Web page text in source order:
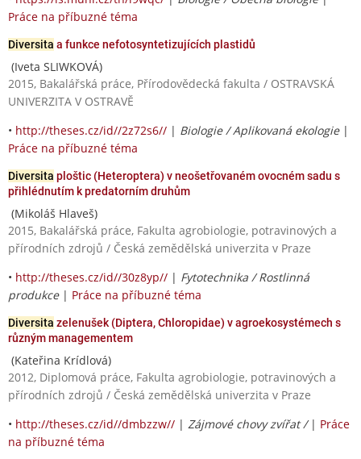
Práce na příbuzné téma
Diversita a funkce nefotosyntetizujících plastidů
(Iveta SLIWKOVÁ)
2015, Bakalářská práce, Přírodovědecká fakulta / OSTRAVSKÁ
UNIVERZITA V OSTRAVĚ
• http://theses.cz/id//2z72s6// | Biologie / Aplikovaná ekologie|
Práce na příbuzné téma
Diversita ploštic (Heteroptera) v neošetřovaném ovocném sadu s
přihlédnutím k predatorním druhům
(Mikoláš Hlaveš)
2015, Bakalářská práce, Fakulta agrobiologie, potravinových a
přírodních zdrojů / Česká zemědělská univerzita v Praze
• http://theses.cz/id//30z8yp// | Fytotechnika / Rostlinná
produkce| Práce na příbuzné téma
Diversita zelenušek (Diptera, Chloropidae) v agroekosystémech s
různým managementem
(Kateřina Krídlová)
2012, Diplomová práce, Fakulta agrobiologie, potravinových a
přírodních zdrojů / Česká zemědělská univerzita v Praze
• http://theses.cz/id//dmbzzw// | Zájmové chovy zvířat / | Práce
na příbuzné téma